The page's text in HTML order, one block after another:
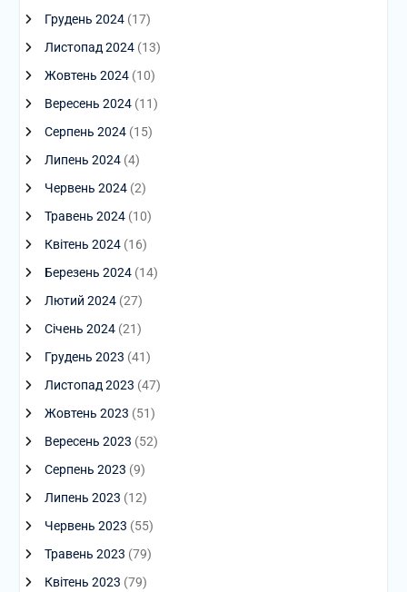
Грудень 2024(17)
Листопад 2024(13)
Жовтень 2024(10)
Вересень 2024(11)
Серпень 2024(15)
Липень 2024(4)
Червень 2024(2)
Травень 2024(10)
Квітень 2024(16)
Березень 2024(14)
Лютий 2024(27)
Січень 2024(21)
Грудень 2023 (41)
Листопад 2023 (47)
Жовтень 2023 (51)
Вересень 2023 (52)
Серпень 2023 (9)
Липень 2023 (12)
Червень 2023 (55)
Травень 2023 (79)
Квітень 2023 (79)